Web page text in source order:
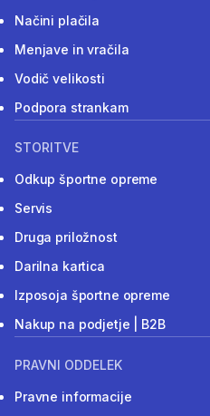
Načini plačila
Menjave in vračila
Vodič velikosti
Podpora strankam
STORITVE
Odkup športne opreme
Servis
Druga priložnost
Darilna kartica
Izposoja športne opreme
Nakup na podjetje | B2B
PRAVNI ODDELEK
Pravne informacije